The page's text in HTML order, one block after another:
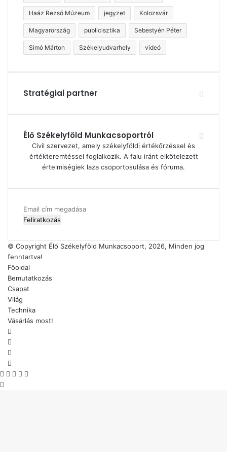
Haáz Rezső Múzeum jegyzet Kolozsvár
Magyarország publicisztika Sebestyén Péter
Simó Márton Székelyudvarhely videó
Stratégiai partner
Élő Székelyföld Munkacsoportról
Civil szervezet, amely székelyföldi értékőrzéssel és
értékteremtéssel foglalkozik. A falu iránt elkötelezett
értelmiségiek laza csoportosulása és fóruma.
Email
cím
© Copyright Élő Székelyföld Munkacsoport, 2026, Minden jog
fenntartva!
Főoldal
Bemutatkozás
Csapat
Világ
Technika
Vásárlás most!
Facebook
X WhatsApp
Telegram